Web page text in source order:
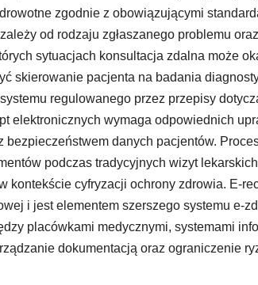
zgodnie z obowiązującymi
od rodzaju zgłaszanego problemu
sytuacjach konsultacja zdalna może
skierowanie pacjenta na badania
regulowanego przez przepisy
elektronicznych wymaga odpowiednich
danych pacjentów.
podczas tradycyjnych wizyt
kontekście cyfryzacji ochrony zdrowia. E-
i jest elementem szerszego systemu e-
placówkami medycznymi, systemami
dokumentacją oraz ograniczenie